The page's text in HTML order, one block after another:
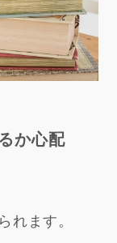
か心配
れます。